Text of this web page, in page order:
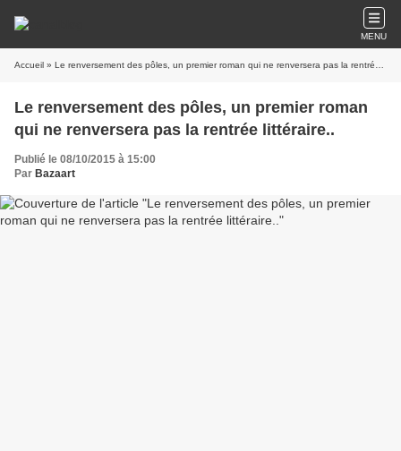
MENU
Accueil » Le renversement des pôles, un premier roman qui ne renversera pas la rentrée littéraire..
Le renversement des pôles, un premier roman
qui ne renversera pas la rentrée littéraire..
Publié le 08/10/2015 à 15:00
Par Bazaart